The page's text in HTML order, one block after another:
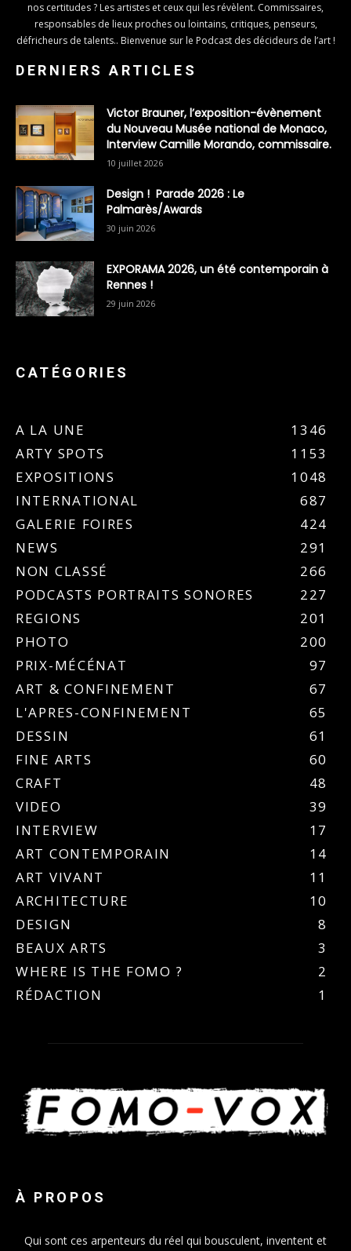
nos certitudes ? Les artistes et ceux qui les révèlent. Commissaires,
responsables de lieux proches ou lointains, critiques, penseurs,
défricheurs de talents.. Bienvenue sur le Podcast des décideurs de l’art !
DERNIERS ARTICLES
Victor Brauner, l’exposition-évènement
du Nouveau Musée national de Monaco,
Interview Camille Morando, commissaire.
10 juillet 2026
Design ! Parade 2026 : Le
Palmarès/Awards
30 juin 2026
EXPORAMA 2026, un été contemporain à
Rennes !
29 juin 2026
CATÉGORIES
A LA UNE
1346
ARTY SPOTS
1153
EXPOSITIONS
1048
INTERNATIONAL
687
GALERIE FOIRES
424
NEWS
291
NON CLASSÉ
266
PODCASTS PORTRAITS SONORES
227
REGIONS
201
PHOTO
200
PRIX-MÉCÉNAT
97
ART & CONFINEMENT
67
L'APRES-CONFINEMENT
65
DESSIN
61
FINE ARTS
60
CRAFT
48
VIDEO
39
INTERVIEW
17
ART CONTEMPORAIN
14
ART VIVANT
11
ARCHITECTURE
10
DESIGN
8
BEAUX ARTS
3
WHERE IS THE FOMO ?
2
RÉDACTION
1
À PROPOS
Qui sont ces arpenteurs du réel qui bousculent, inventent et